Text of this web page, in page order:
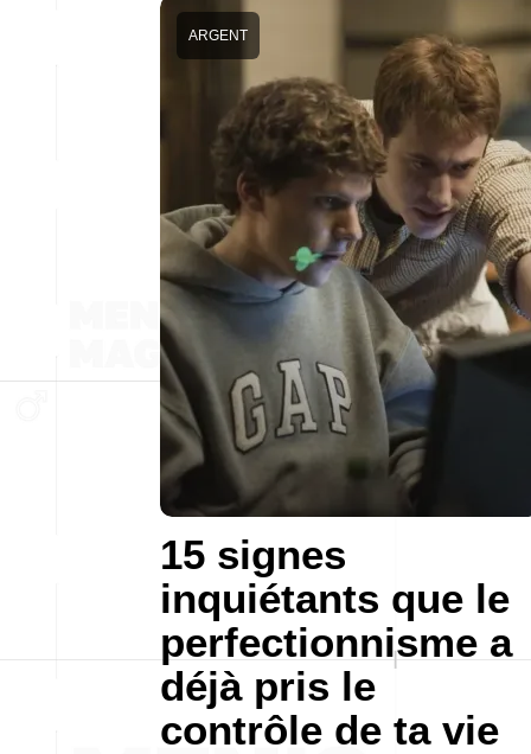
15 signes
inquiétants que le
perfectionnisme a
déjà pris le
contrôle de ta vie
ARGENT